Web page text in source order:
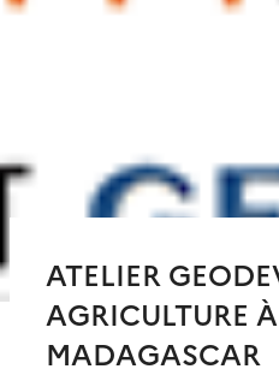
ATELIER
AGRICULTURE À
MADAGASCAR